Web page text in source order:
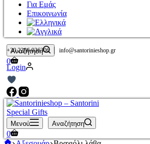
Για Εμάς
Επικοινωνία
Αναζήτηση
Καλάθι
Αγορών
0
+30 2286 036306| info@santorinieshop.gr
Login
Μενού Αναζήτηση
Καλάθι
Αγορών
0
Αρχική